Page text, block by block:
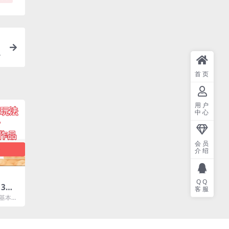
天
款
本就
首页
用户
中心
会员
介绍
QQ
客服